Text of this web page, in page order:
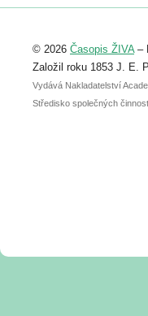
Registrovat se
abstraktu přihlášené
posteru je už 30.
© 2026 Časopis ŽIVA–
Založil roku 1853 J. E.
Vydává Nakladatelství
Středisko společných